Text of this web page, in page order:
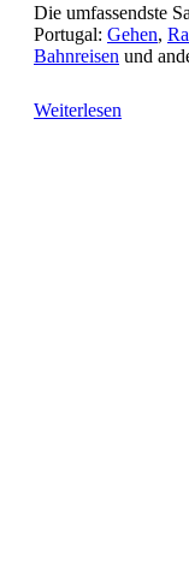
Die umfassendste
Portugal: Gehen,
Bahnreisen und
Weiterlesen